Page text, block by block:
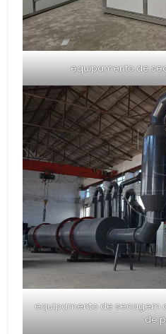
equipamento de
equipamento de secagem
de